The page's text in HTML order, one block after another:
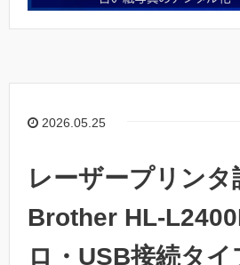
2026.05.25
レーザープリンタ
Brother HL-
ロ・USB接続タイ